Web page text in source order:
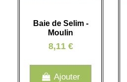
Baie de Selim -
Moulin
8,11 €
Ajouter